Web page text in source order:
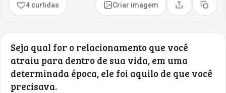
4 curtidas Criar imagem Compartilhar
Copiar
Seja qual for o relacionamento que você
atraiu para dentro de sua vida, em uma
determinada época, ele foi aquilo de que você
precisava.